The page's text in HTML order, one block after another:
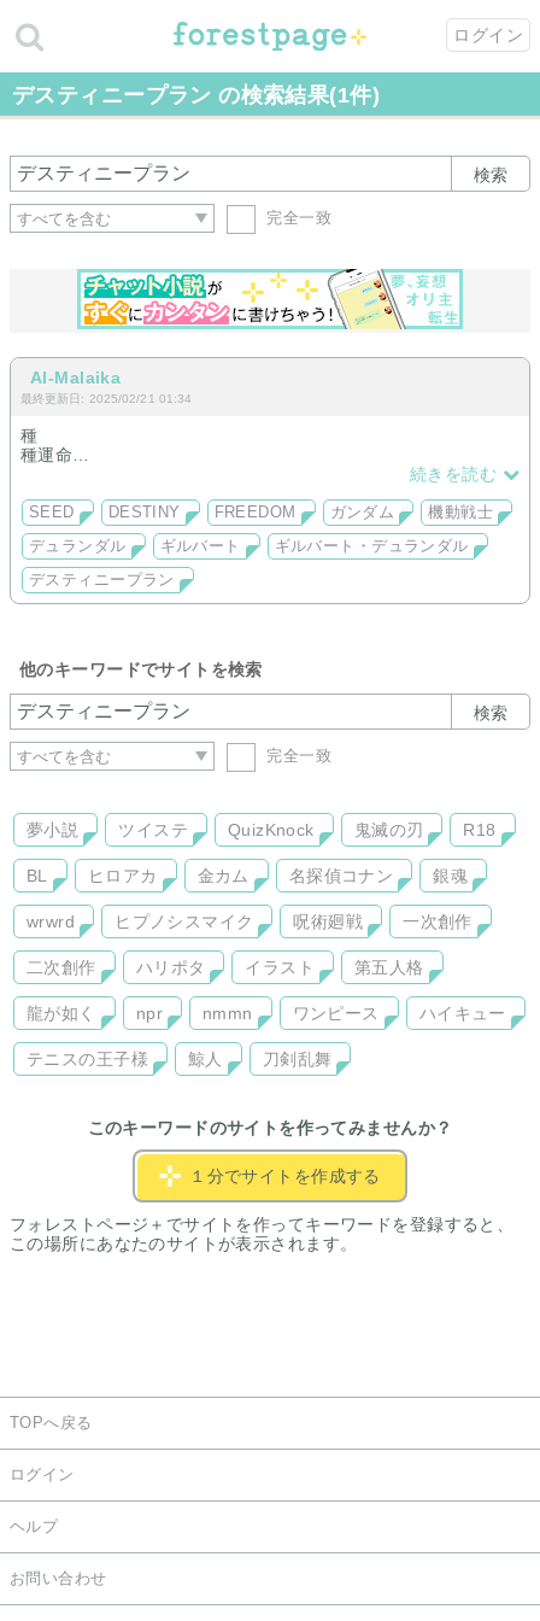
ログイン
デスティニープラン の検索結果(1件)
検索
完全一致
Al-Malaika
最終更新日: 2025/02/21 01:34
種
種運命
夢絵
夢創作
二次創作
続きを読む
SEED DESTINY FREEDOM ガンダム
機動戦士
デュランダル
ギルバート
ギルバート・デュランダル
デスティニープラン
他のキーワードでサイトを検索
検索
完全一致
夢小説 ツイステ QuizKnock 鬼滅の刃 R18
BL ヒロアカ 金カム 名探偵コナン 銀魂
wrwrd ヒプノシスマイク 呪術廻戦 一次創作
二次創作 ハリポタ イラスト 第五人格
龍が如く npr nmmn ワンピース ハイキュー
テニスの王子様 鯨人 刀剣乱舞
このキーワードのサイトを作ってみませんか？
１分でサイトを作成する
フォレストページ＋でサイトを作ってキーワードを登録すると、
この場所にあなたのサイトが表示されます。
TOPへ戻る
ログイン
ヘルプ
お問い合わせ